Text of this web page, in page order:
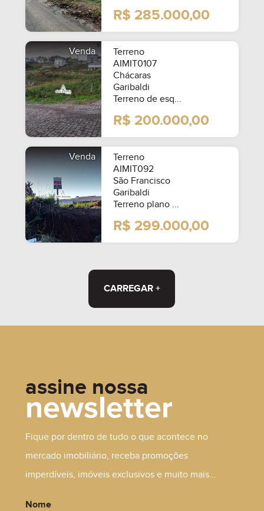
R$ 285.000,00
Venda
Terreno
AIMIT0107
Chácaras
Garibaldi
Terreno de esq...
R$ 200.000,00
Venda
Terreno
AIMIT092
São Francisco
Garibaldi
Terreno plano ...
R$ 299.000,00
CARREGAR +
assine nossa
newsletter
Fique por dentro de tudo o que acontece no
mercado imobiliário, receba promoções
imperdíveis, imóveis exclusivos e muito mais...
Nome